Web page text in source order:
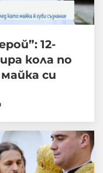
12-
кола по
си